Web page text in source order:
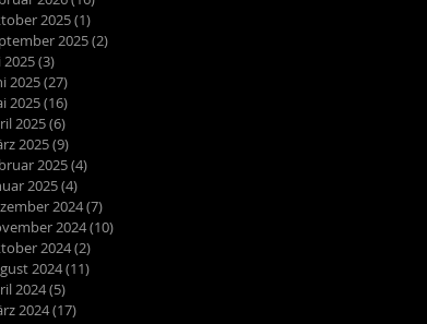
2025(1)
2025(2)
2025(3)
2025(27)
2025(16)
2025(6)
2025(9)
2025(4)
2025(4)
2024(7)
2024(10)
2024(2)
2024(11)
2024(5)
2024(17)